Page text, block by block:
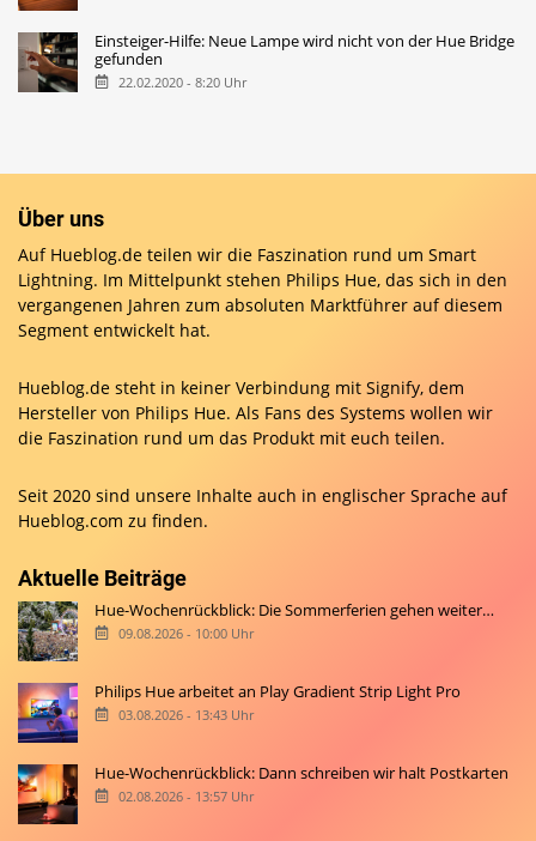
Einsteiger-Hilfe: Neue Lampe wird nicht von der Hue Bridge
gefunden
22.02.2020 - 8:20 Uhr
Über uns
Auf Hueblog.de teilen wir die Faszination rund um Smart
Lightning. Im Mittelpunkt stehen Philips Hue, das sich in den
vergangenen Jahren zum absoluten Marktführer auf diesem
Segment entwickelt hat.
Hueblog.de steht in keiner Verbindung mit Signify, dem
Hersteller von Philips Hue. Als Fans des Systems wollen wir
die Faszination rund um das Produkt mit euch teilen.
Seit 2020 sind unsere Inhalte auch in englischer Sprache auf
Hueblog.com zu finden.
Aktuelle Beiträge
Hue-Wochenrückblick: Die Sommerferien gehen weiter…
09.08.2026 - 10:00 Uhr
Philips Hue arbeitet an Play Gradient Strip Light Pro
03.08.2026 - 13:43 Uhr
Hue-Wochenrückblick: Dann schreiben wir halt Postkarten
02.08.2026 - 13:57 Uhr